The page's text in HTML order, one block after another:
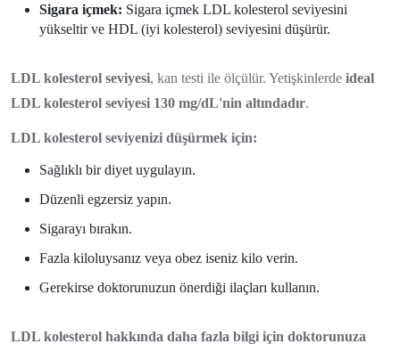
Sigara içmek: Sigara içmek LDL kolesterol seviyesini
yükseltir ve HDL (iyi kolesterol) seviyesini düşürür.
LDL kolesterol seviyesi, kan testi ile ölçülür. Yetişkinlerde ideal
LDL kolesterol seviyesi 130 mg/dL'nin altındadır.
LDL kolesterol seviyenizi düşürmek için:
Sağlıklı bir diyet uygulayın.
Düzenli egzersiz yapın.
Sigarayı bırakın.
Fazla kiloluysanız veya obez iseniz kilo verin.
Gerekirse doktorunuzun önerdiği ilaçları kullanın.
LDL kolesterol hakkında daha fazla bilgi için doktorunuza